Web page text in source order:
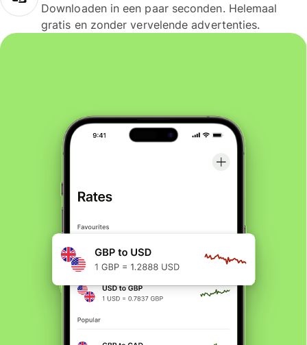
Downloaden in een paar seconden. Helemaal
gratis en zonder vervelende advertenties.